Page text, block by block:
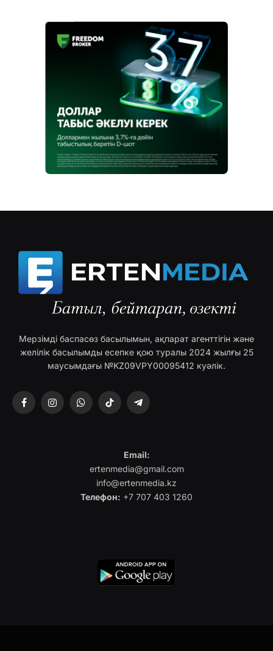
Мерзімді баспасөз басылымын, ақпарат агенттігін және
желілік басылымды есепке қою туралы 2024 жылғы 25
маусымдағы №KZ09VPY00095412 куәлік.
FacebookInstagramWhatsAppTikTok Telegram
Email:
ertenmedia@gmail.com
info@ertenmedia.kz
Телефон: +7 707 403 1260